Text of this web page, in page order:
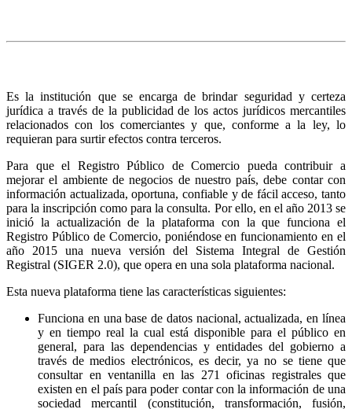
Es la institución que se encarga de brindar seguridad y certeza
jurídica a través de la publicidad de los actos jurídicos mercantiles
relacionados con los comerciantes y que, conforme a la ley, lo
requieran para surtir efectos contra terceros.
Para que el Registro Público de Comercio pueda contribuir a
mejorar el ambiente de negocios de nuestro país, debe contar con
información actualizada, oportuna, confiable y de fácil acceso, tanto
para la inscripción como para la consulta. Por ello, en el año 2013 se
inició la actualización de la plataforma con la que funciona el
Registro Público de Comercio, poniéndose en funcionamiento en el
año 2015 una nueva versión del Sistema Integral de Gestión
Registral (SIGER 2.0), que opera en una sola plataforma nacional.
Esta nueva plataforma tiene las características siguientes:
Funciona en una base de datos nacional, actualizada, en línea
y en tiempo real la cual está disponible para el público en
general, para las dependencias y entidades del gobierno a
través de medios electrónicos, es decir, ya no se tiene que
consultar en ventanilla en las 271 oficinas registrales que
existen en el país para poder contar con la información de una
sociedad mercantil (constitución, transformación, fusión,